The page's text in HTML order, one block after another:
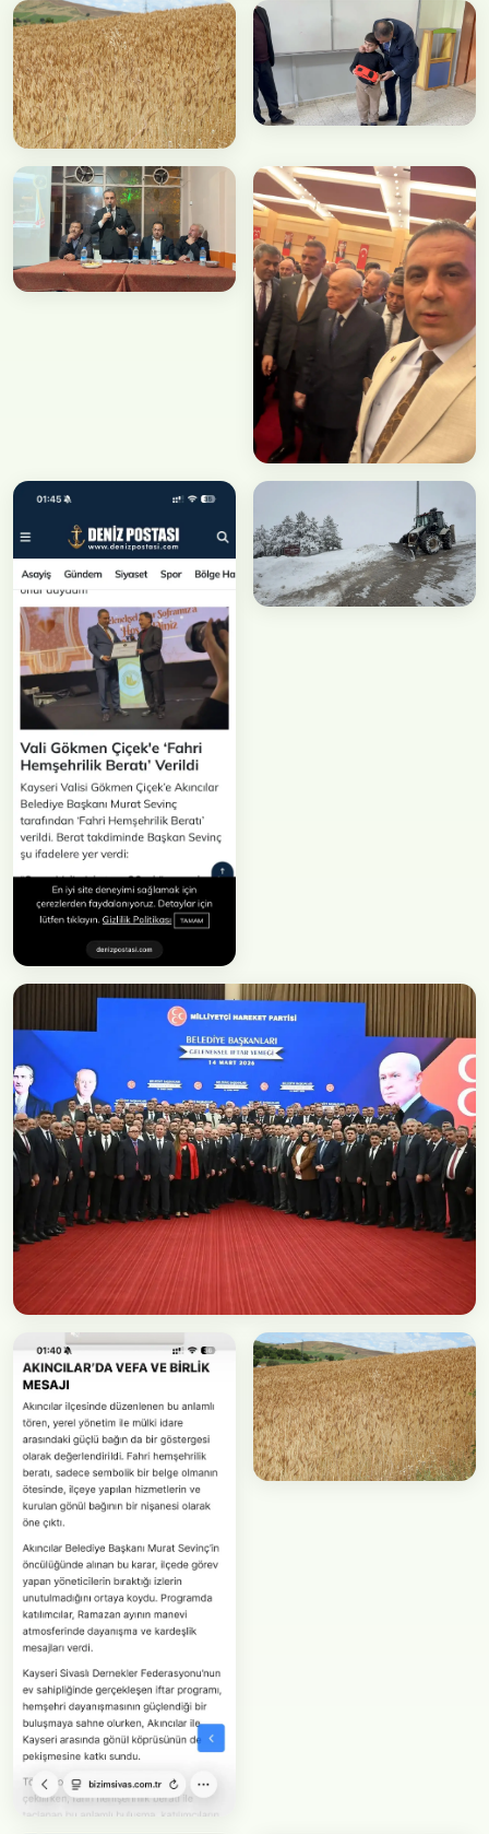
Faaliyet
Cadde Tabela Çalışmaları
Faaliyet
İlk Hasat Etkinliği
Okul Ziyaretleri
MHP İftar Programı
Faaliyet
Gökmen Çiçek
Ziyareti
Faaliyet
MHP İftar Programı